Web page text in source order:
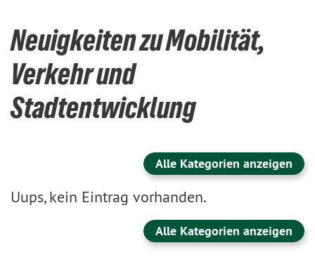
Neuigkeiten zu Mobilität,
Verkehr und
Stadtentwicklung
Alle Kategorien anzeigen
Uups, kein Eintrag vorhanden.
Alle Kategorien anzeigen